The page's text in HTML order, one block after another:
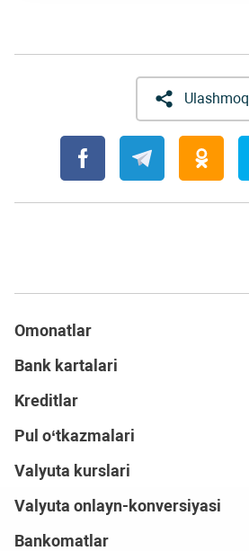
Ulashmoq
Omonatlar
Bank kartalari
Kreditlar
Pul o‘tkazmalari
Valyuta kurslari
Valyuta onlayn-konversiyasi
Bankomatlar